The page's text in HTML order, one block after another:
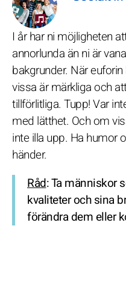
I år har ni möjligheten
annorlunda än ni är
bakgrunder. När
vissa är märkliga och
tillförlitliga. Tupp! Var
med lätthet. Och om
inte illa upp. Ha humor
händer.
Råd: Ta människor
kvaliteter och sina
förändra dem eller